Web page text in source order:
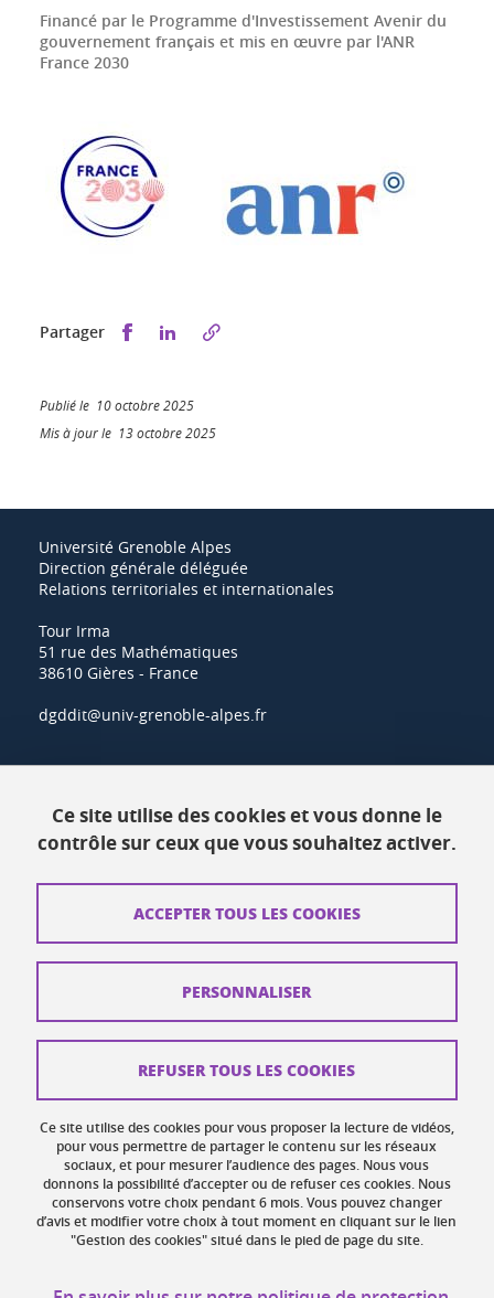
Financé par le Programme d'Investissement Avenir du
gouvernement français et mis en œuvre par l'ANR
France 2030
Partager Partager sur Facebook
Partager sur LinkedIn
Publié le 10 octobre 2025
Mis à jour le 13 octobre 2025
Université Grenoble Alpes
Direction générale déléguée
Relations territoriales et internationales
Tour Irma
51 rue des Mathématiques
38610 Gières - France
dgddit@univ-grenoble-alpes.fr
Ressources
Contacts
Plans d'accès
Mentions légales
Plan du site web
Gestion des cookies
Accessibilité : non conforme
Ce site utilise des cookies et vous donne le
contrôle sur ceux que vous souhaitez activer.
Ce site utilise des cookies pour vous proposer la lecture de vidéos,
pour vous permettre de partager le contenu sur les réseaux
sociaux, et pour mesurer l’audience des pages. Nous vous
donnons la possibilité d’accepter ou de refuser ces cookies. Nous
conservons votre choix pendant 6 mois. Vous pouvez changer
d’avis et modifier votre choix à tout moment en cliquant sur le lien
"Gestion des cookies" situé dans le pied de page du site.
ACCEPTER TOUS LES COOKIES
REFUSER TOUS LES COOKIES
PERSONNALISER